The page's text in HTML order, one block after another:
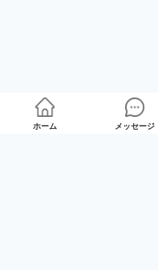
ホーム メッセージ